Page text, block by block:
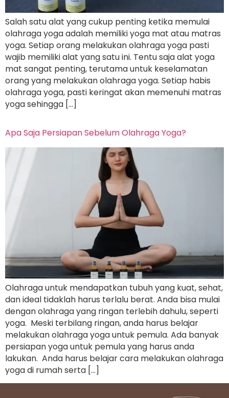
Salah satu alat yang cukup penting ketika memulai
olahraga yoga adalah memiliki yoga mat atau matras
yoga. Setiap orang melakukan olahraga yoga pasti
wajib memiliki alat yang satu ini. Tentu saja alat yoga
mat sangat penting, terutama untuk keselamatan
orang yang melakukan olahraga yoga. Setiap habis
olahraga yoga, pasti keringat akan memenuhi matras
yoga sehingga […]
Apa Saja Persiapan Sebelum Olahraga Yoga?
Olahraga untuk mendapatkan tubuh yang kuat, sehat,
dan ideal tidaklah harus terlalu berat. Anda bisa mulai
dengan olahraga yang ringan terlebih dahulu, seperti
yoga. Meski terbilang ringan, anda harus belajar
melakukan olahraga yoga untuk pemula. Ada banyak
persiapan yoga untuk pemula yang harus anda
lakukan. Anda harus belajar cara melakukan olahraga
yoga di rumah serta […]